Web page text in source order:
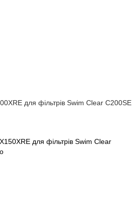
для фільтрів Swim Clear C200SE